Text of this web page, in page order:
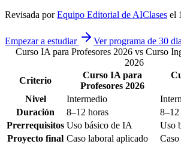
Revisada por Equipo Editorial de AIClases el
Empezar a estudiar
Ver programa de 30
Curso IA para Profesores 2026 vs Curso
2026
Criterio
Curso IA para
Profesores 2026
Nivel
Intermedio
Duración
8–12 horas
8–12
Prerrequisitos Uso básico de IA
Uso
Proyecto final Caso laboral aplicado